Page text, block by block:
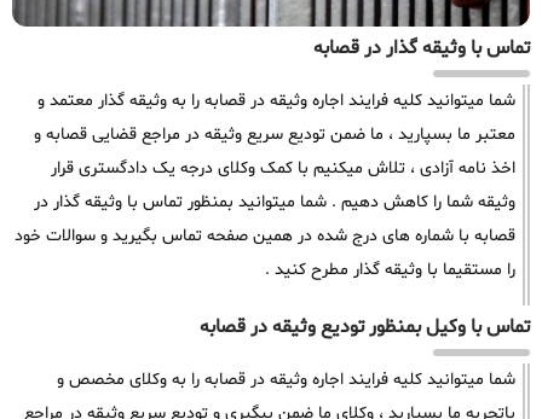
تماس با وثیقه گذار در قصابه
شما میتوانید کلیه فرایند اجاره وثیقه در قصابه را به وثیقه گذار معتمد و
معتبر ما بسپارید ، ما ضمن تودیع سریع وثیقه در مراجع قضایی قصابه و
اخذ نامه آزادی ، تلاش میکنیم با کمک وکلای درجه یک دادگستری قرار
وثیقه شما را کاهش دهیم . شما میتوانید بمنظور تماس با وثیقه گذار در
قصابه با شماره های درج شده در همین صفحه تماس بگیرید و سوالات خود
را مستقیما با وثیقه گذار مطرح کنید .
تماس با وکیل بمنظور تودیع وثیقه در قصابه
شما میتوانید کلیه فرایند اجاره وثیقه در قصابه را به وکلای مخصص و
باتجربه ما بسپارید ، وکلای ما ضمن پیگیری و تودیع سریع وثیقه در مراجع